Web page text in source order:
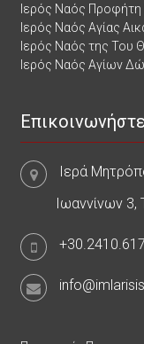
Ιερός Ναός Προφήτη
Ιερός Ναός Αγίας
Ιερός Ναός της Του
Ιερός Ναός Αγίων
Ιερά
Ιωαννίνων